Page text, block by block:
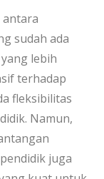
antara
sudah ada
lebih
terhadap
fleksibilitas
Namun,
juga